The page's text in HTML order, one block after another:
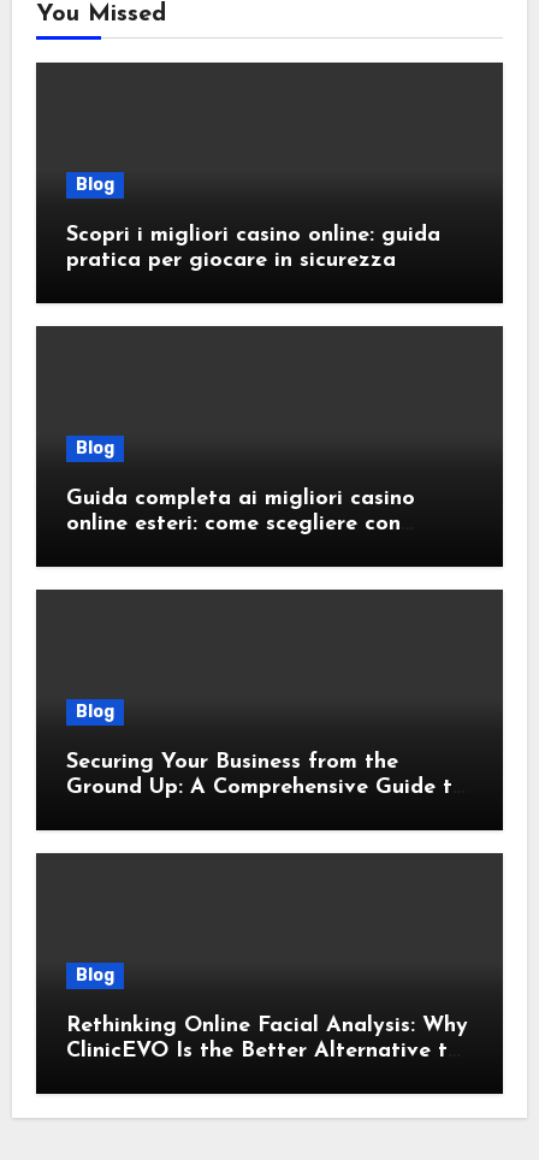
You Missed
Blog
Scopri i migliori casino online: guida
pratica per giocare in sicurezza
Blog
Guida completa ai migliori casino
online esteri: come scegliere con
Blog
Securing Your Business from the
Ground Up: A Comprehensive Guide to
Blog
Rethinking Online Facial Analysis: Why
ClinicEVO Is the Better Alternative to